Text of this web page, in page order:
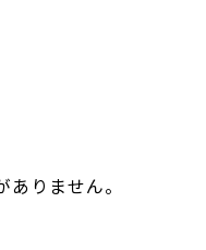
りません。